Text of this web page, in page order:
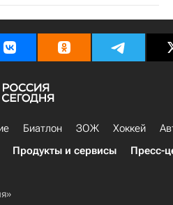
Биатлон ЗОЖ Хоккей
Продукты и сервисы Пресс-